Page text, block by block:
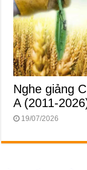
Nghe giảng
A (2011-
19/07/2026